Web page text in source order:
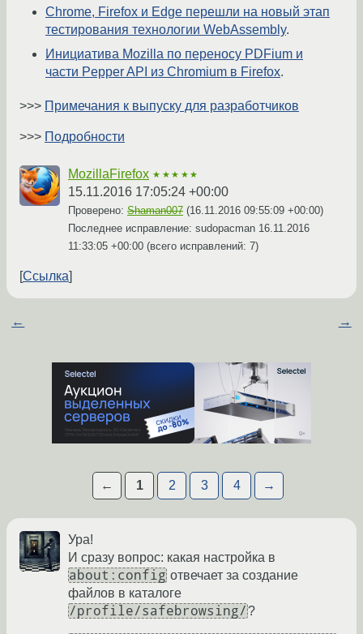
Chrome, Firefox и Edge перешли на новый этап
тестирования технологии WebAssembly.
Инициатива Mozilla по переносу PDFium и
части Pepper API из Chromium в Firefox.
>>> Примечания к выпуску для разработчиков
>>> Подробности
MozillaFirefox ★★★★★
15.11.2016 17:05:24 +00:00
Проверено: Shaman007 (16.11.2016 09:55:09 +00:00)
Последнее исправление: sudopacman 16.11.2016
11:33:05 +00:00 (всего исправлений: 7)
Ссылка
← →
← 1 2 3 4 →
Ура!
И сразу вопрос: какая настройка в
about:config отвечает за создание
файлов в каталоге
/profile/safebrowsing/?